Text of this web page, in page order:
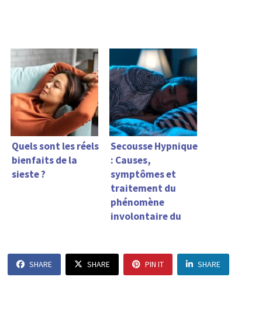
Quels sont les réels
bienfaits de la
sieste ?
Secousse Hypnique
: Causes,
symptômes et
traitement du
phénomène
involontaire du
SHARE SHARE PIN IT SHARE